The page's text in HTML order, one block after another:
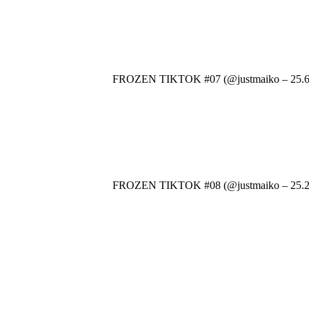
FROZEN TIKTOK #07 (@justmaiko –
FROZEN TIKTOK #08 (@justmaiko –